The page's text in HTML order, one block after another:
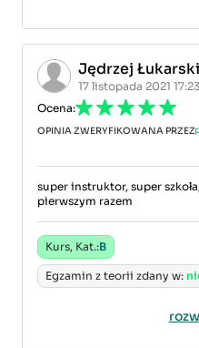
Jędrzej Łukarski
17 listopada 2021 17:23
Ocena:
OPINIA ZWERYFIKOWANA PRZEZ
super instruktor, super
pierwszym razem
Kurs, Kat.:B
Egzamin z teorii zdany w: